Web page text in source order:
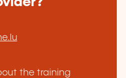
the training